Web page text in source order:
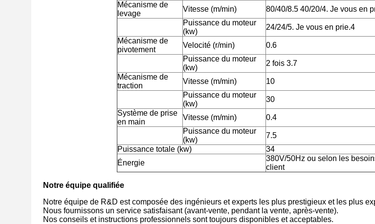
Mécanisme de
levage
Vitesse (m/min)
80/40/8.5 40/20/4. Je vous en
Puissance du moteur
(kw)
24/24/5. Je vous en prie.4
Mécanisme de
pivotement
Velocité (r/min)
0.6
Puissance du moteur
(kw)
2 fois 3.7
Mécanisme de
traction
Vitesse (m/min)
10
Puissance du moteur
(kw)
30
Système de prise
en main
Vitesse (m/min)
0.4
Puissance du moteur
(kw)
7.5
Puissance totale (kw)
34
Énergie
380V/50Hz ou selon les
client
Notre équipe qualifiée
Notre équipe de R&D est composée des ingénieurs et experts les plus prestigieux et les plus
Nous fournissons un service satisfaisant (avant-vente, pendant la vente, après-vente).
Nos conseils et instructions professionnels sont toujours disponibles et acceptables.